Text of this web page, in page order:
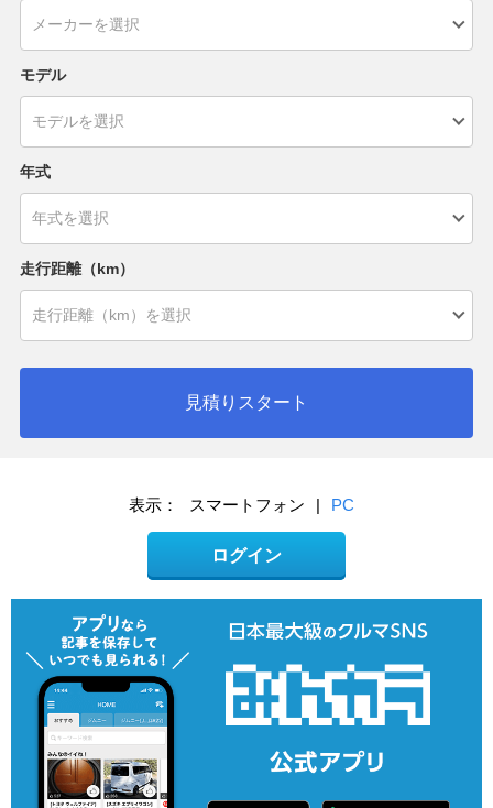
モデル
年式
走行距離（km）
見積りスタート
表示： スマートフォン | PC
ログイン